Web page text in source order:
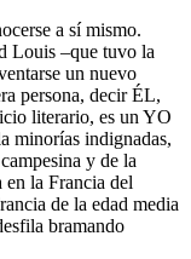
a sí mismo.
Louis –que tuvo la
un nuevo
persona, decir ÉL,
literario, es un YO
minorías indignadas,
y de la
en la Francia del
de la edad media
bramando